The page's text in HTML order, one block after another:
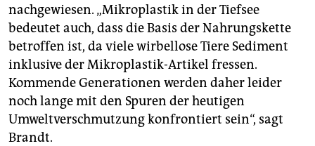
nachgewiesen. „Mikroplastik in der Tiefsee
bedeutet auch, dass die Basis der Nahrungskette
betroffen ist, da viele wirbellose Tiere Sediment
inklusive der Mikroplastik-Artikel fressen.
Kommende Generationen werden daher leider
noch lange mit den Spuren der heutigen
Umweltverschmutzung konfrontiert sein“, sagt
Brandt.